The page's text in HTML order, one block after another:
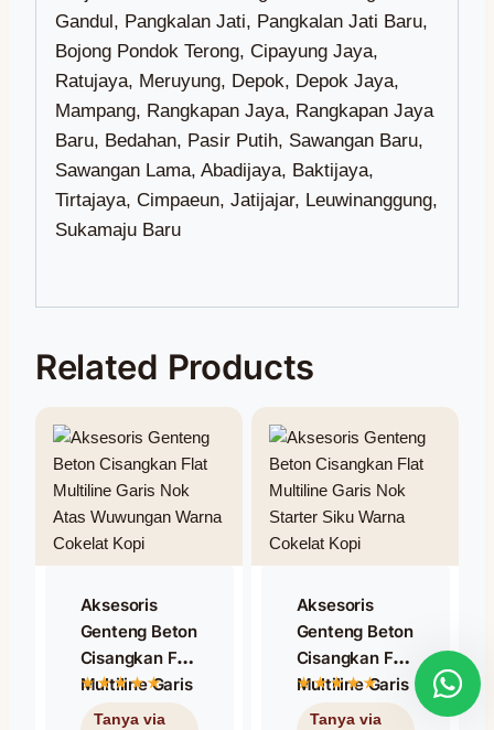
Related Products
Aksesoris
Genteng Beton
Cisangkan Flat
Multiline Garis
Nok Atas
Aksesoris
Genteng Beton
Cisangkan Flat
Multiline Garis
Nok Starter